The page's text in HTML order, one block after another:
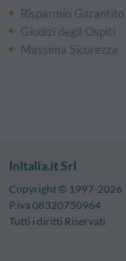
Risparmio Garantito
Giudizi degli Ospiti
Massima Sicurezza
InItalia.it Srl
Copyright © 1997-2026
P.iva 08320750964
Tutti i diritti Riservati